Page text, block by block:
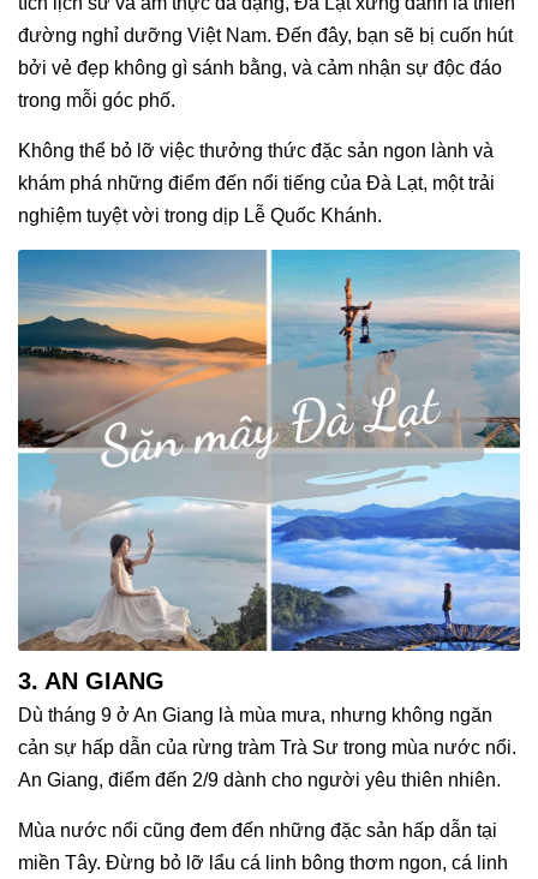
đường nghỉ dưỡng Việt Nam. Đến đây, bạn sẽ bị cuốn hút
bởi vẻ đẹp không gì sánh bằng, và cảm nhận sự độc đáo
trong mỗi góc phố.
Không thể bỏ lỡ việc thưởng thức đặc sản ngon lành và
khám phá những điểm đến nổi tiếng của Đà Lạt, một trải
nghiệm tuyệt vời trong dịp Lễ Quốc Khánh.
3. AN GIANG
Dù tháng 9 ở An Giang là mùa mưa, nhưng không ngăn
cản sự hấp dẫn của rừng tràm Trà Sư trong mùa nước nổi.
An Giang, điểm đến 2/9 dành cho người yêu thiên nhiên.
Mùa nước nổi cũng đem đến những đặc sản hấp dẫn tại
miền Tây. Đừng bỏ lỡ lẩu cá linh bông thơm ngon, cá linh